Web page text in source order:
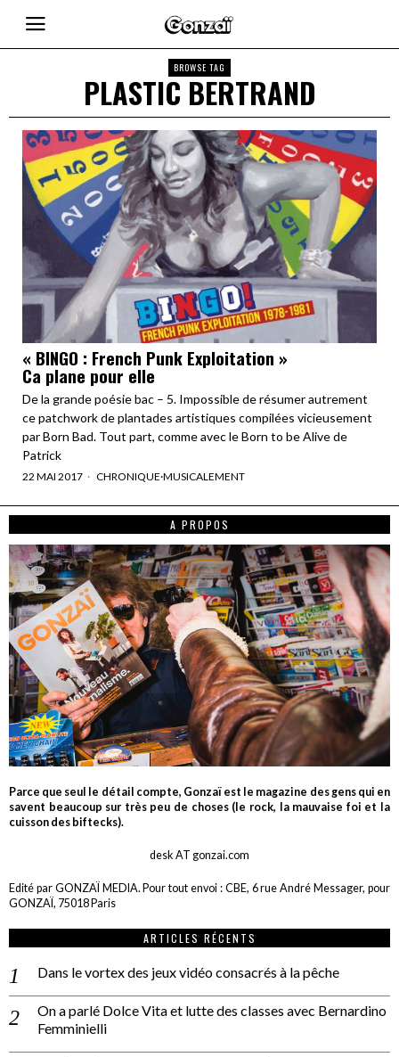
BROWSE TAG
PLASTIC BERTRAND
« BINGO : French Punk Exploitation »
Ca plane pour elle
De la grande poésie bac – 5. Impossible de résumer autrement
ce patchwork de plantades artistiques compilées vicieusement
par Born Bad. Tout part, comme avec le Born to be Alive de
Patrick
22 MAI 2017 CHRONIQUE·MUSICALEMENT
A PROPOS
Parce que seul le détail compte, Gonzaï est le magazine des gens qui en
savent beaucoup sur très peu de choses (le rock, la mauvaise foi et la
cuisson des biftecks).
desk AT gonzai.com
Edité par GONZAÏ MEDIA. Pour tout envoi : CBE, 6 rue André Messager, pour
GONZAÏ, 75018 Paris
ARTICLES RÉCENTS
Dans le vortex des jeux vidéo consacrés à la pêche
On a parlé Dolce Vita et lutte des classes avec Bernardino
Femminielli